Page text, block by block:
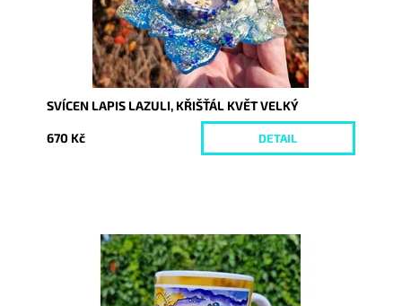
SVÍCEN LAPIS LAZULI, KŘIŠŤÁL KVĚT VELKÝ
670 Kč DETAIL
Dostupnost:
Skladem
10297